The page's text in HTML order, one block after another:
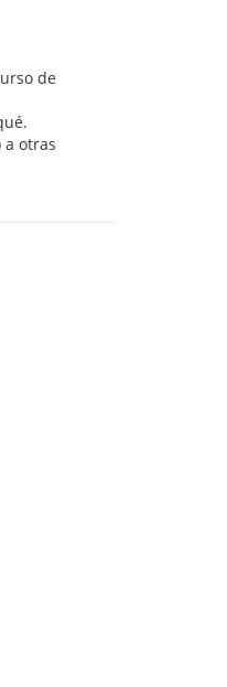
de
otras